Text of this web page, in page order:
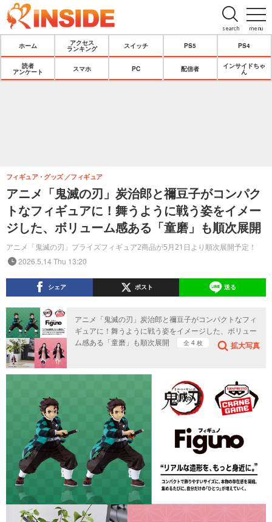
menu
search
ホーム
アクセス
ランキング
スイッチ PS5 PS4
読者
アンケート
スマホ PC 配信者
インサイドちゃ
ん
アニメ「鬼滅の刃」炭治郎と禰豆子がコンパク
トなフィギュアに！舞うように戦う姿をイメー
ジした、ボリューム感ある「童磨」も順次展開
アニメ「鬼滅の刃」プライズフィギュア2商品が5月21日より順次展開予定！
フィギュア・グッズ フィギュア
2026.5.14 Thu 13:20
シェア ポスト 送る
アニメ「鬼滅の刃」炭治郎と禰豆子がコンパクトなフィ
ギュアに！舞うように戦う姿をイメージした、ボリュー
ム感ある「童磨」も順次展開
全 4 枚 拡大写真